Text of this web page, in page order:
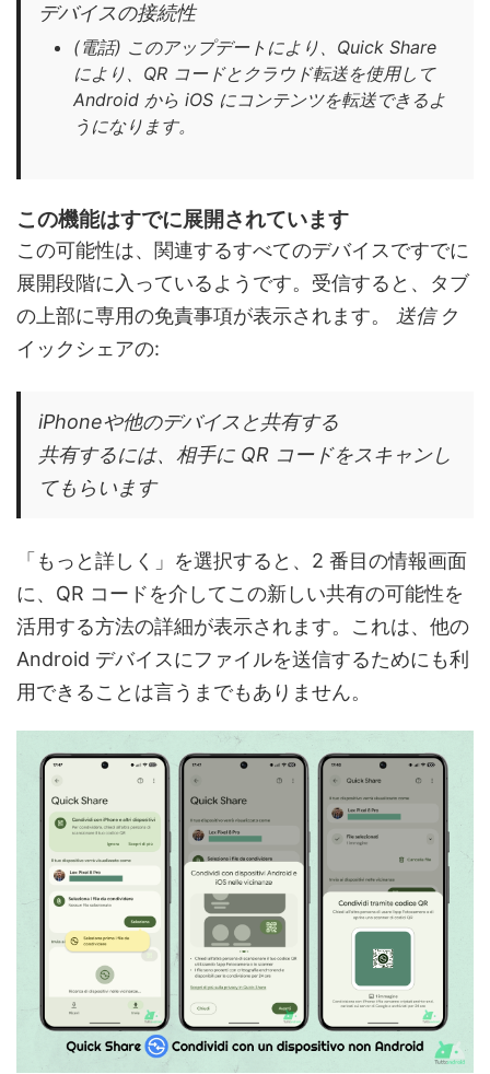
デバイスの接続性
(電話) このアップデートにより、Quick Share
により、QR コードとクラウド転送を使用して
Android から iOS にコンテンツを転送できるよ
うになります。
この機能はすでに展開されています
この可能性は、関連するすべてのデバイスですでに
展開段階に入っているようです。受信すると、タブ
の上部に専用の免責事項が表示されます。
送信 ク
イックシェアの:
iPhoneや他のデバイスと共有する
共有するには、相手に QR コードをスキャンし
てもらいます
「もっと詳しく」を選択すると、2 番目の情報画面
に、QR コードを介してこの新しい共有の可能性を
活用する方法の詳細が表示されます。これは、他の
Android デバイスにファイルを送信するためにも利
用できることは言うまでもありません。